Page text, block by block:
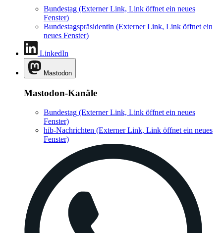
Bundestag (Externer Link, Link öffnet ein neues
Fenster)
Bundestagspräsidentin (Externer Link, Link öffnet ein
neues Fenster)
LinkedIn
Mastodon
Mastodon-Kanäle
Bundestag (Externer Link, Link öffnet ein neues
Fenster)
hib-Nachrichten (Externer Link, Link öffnet ein neues
Fenster)